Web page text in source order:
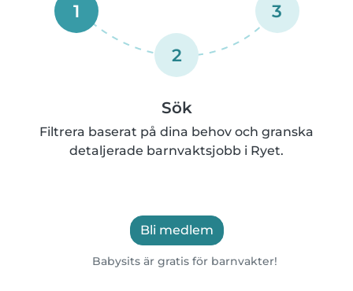
1
2
3
Sök
Filtrera baserat på dina behov och granska
detaljerade barnvaktsjobb i Ryet.
Bli medlem
Babysits är gratis för barnvakter!